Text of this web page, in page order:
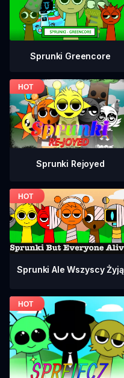
Sprunki Greencore
Sprunki Rejoyed
Sprunki Ale Wszyscy Żyją